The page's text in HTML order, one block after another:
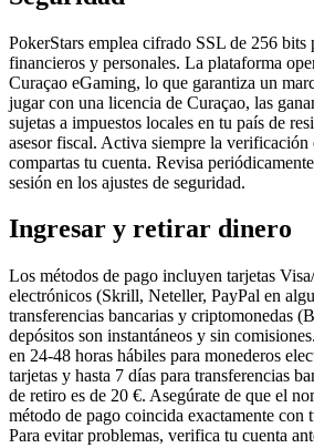
PokerStars emplea cifrado SSL de 256 bits
financieros y personales. La plataforma
Curaçao eGaming, lo que garantiza un
jugar con una licencia de Curaçao, las
sujetas a impuestos locales en tu país de
asesor fiscal. Activa siempre la verificación
compartas tu cuenta. Revisa
sesión en los ajustes de seguridad.
Ingresar y retirar dinero
Los métodos de pago incluyen tarjetas
electrónicos (Skrill, Neteller, PayPal en
transferencias bancarias y criptomonedas
depósitos son instantáneos y sin
en 24-48 horas hábiles para monederos
tarjetas y hasta 7 días para transferencias
de retiro es de 20 €. Asegúrate de que el
método de pago coincida exactamente con
Para evitar problemas, verifica tu cuenta